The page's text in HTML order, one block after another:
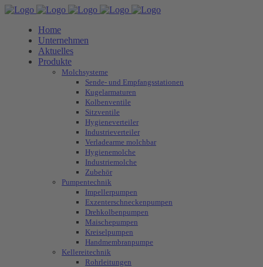
Home
Unternehmen
Aktuelles
Produkte
Molchsysteme
Sende- und Empfangsstationen
Kugelarmaturen
Kolbenventile
Sitzventile
Hygieneverteiler
Industrieverteiler
Verladearme molchbar
Hygienemolche
Industriemolche
Zubehör
Pumpentechnik
Impellerpumpen
Exzenterschneckenpumpen
Drehkolbenpumpen
Maischepumpen
Kreiselpumpen
Handmembranpumpe
Kellereitechnik
Rohrleitungen